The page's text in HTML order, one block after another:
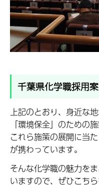
千葉県化学職採用
上記のとおり、身近な
「環境保全」のための
これら施策の展開に当
が携わっています。
そんな化学職の魅力を
いますので、ぜひこち